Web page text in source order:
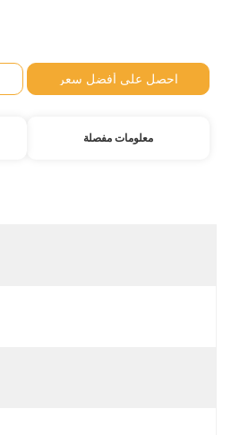
احصل على أفضل سعر
معلومات مفصلة